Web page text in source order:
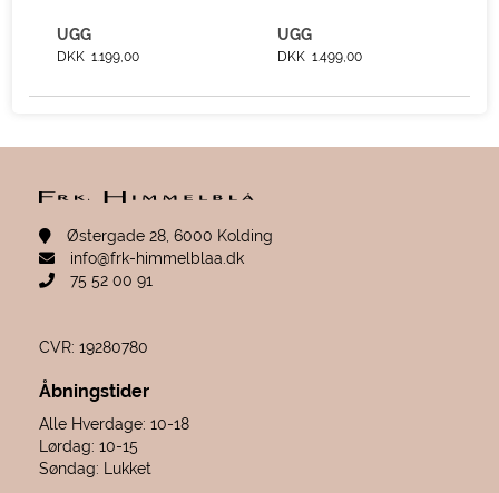
UGG
DKK 1.199,00
UGG
DKK 1.499,00
Østergade 28, 6000 Kolding
info@frk-himmelblaa.dk
75 52 00 91
CVR: 19280780
Åbningstider
Alle Hverdage: 10-18
Lørdag: 10-15
Søndag: Lukket